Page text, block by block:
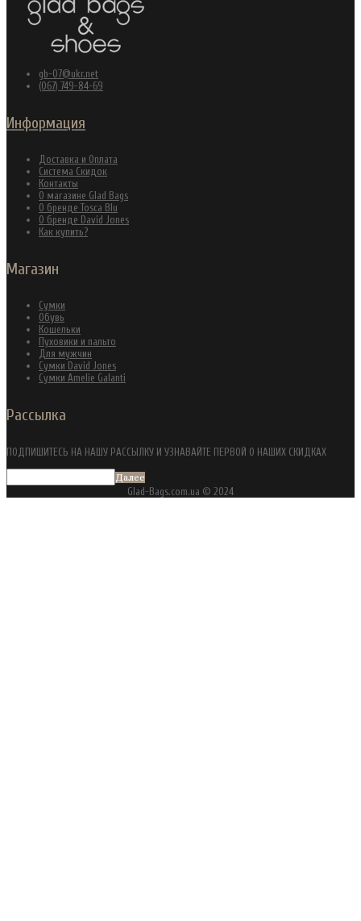
gb-07@ukr.net
(067) 749-84-69
Информация
Доставка и Оплата
Система Скидок
Контакты
О магазине Glad Bags
О бренде Tosca Blu
О бренде David Jones
Как купить?
Магазин
Сумки
Обувь
Кошельки
Пуховики и пальто
Для мужчин
Сумки David Jones
Сумки Amelie Galanti
Рассылка
ПОДПИШИТЕСЬ НА НАШУ РАССЫЛКУ И УЗНАВАЙТЕ ПЕРВОЙ О НАШИХ СКИДКАХ
Далее
Glad-Bags.com.ua © 2024